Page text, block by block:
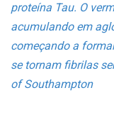
proteína Tau. O
acumulando em
começando a
se tornam fibrilas
of Southampton